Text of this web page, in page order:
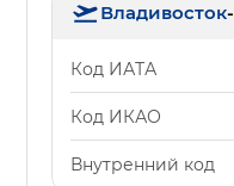
Владивосток-
Код ИАТА
Код ИКАО
Внутренний код